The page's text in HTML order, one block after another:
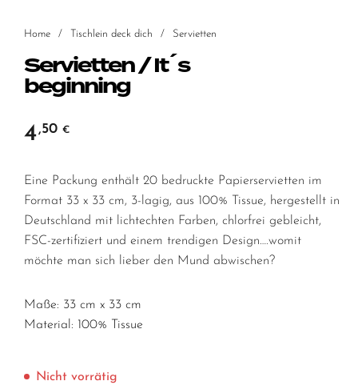
Home / Tischlein deck dich / Servietten
Servietten / It´s
beginning
4,50 €
Eine Packung enthält 20 bedruckte Papierservietten im
Format 33 x 33 cm, 3-lagig, aus 100% Tissue, hergestellt in
Deutschland mit lichtechten Farben, chlorfrei gebleicht,
FSC-zertifiziert und einem trendigen Design….womit
möchte man sich lieber den Mund abwischen?
Maße: 33 cm x 33 cm
Material: 100% Tissue
Nicht vorrätig